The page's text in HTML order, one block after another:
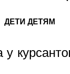
ДЕТИ ДЕТЯМ
у